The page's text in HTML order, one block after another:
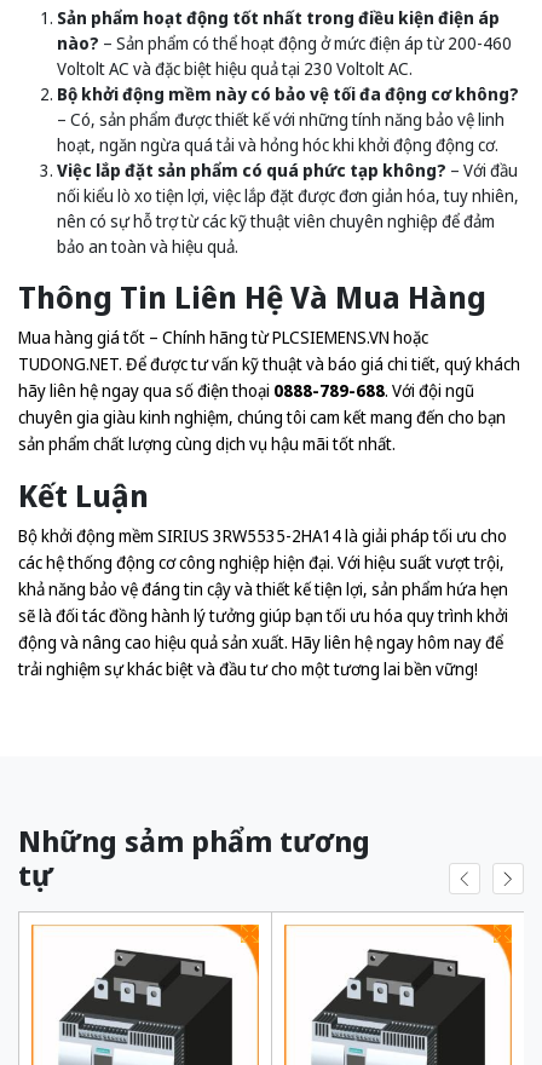
Sản phẩm hoạt động tốt nhất trong điều kiện điện áp
nào? – Sản phẩm có thể hoạt động ở mức điện áp từ 200-460
Voltolt AC và đặc biệt hiệu quả tại 230 Voltolt AC.
Bộ khởi động mềm này có bảo vệ tối đa động cơ không?
– Có, sản phẩm được thiết kế với những tính năng bảo vệ linh
hoạt, ngăn ngừa quá tải và hỏng hóc khi khởi động động cơ.
Việc lắp đặt sản phẩm có quá phức tạp không? – Với đầu
nối kiểu lò xo tiện lợi, việc lắp đặt được đơn giản hóa, tuy nhiên,
nên có sự hỗ trợ từ các kỹ thuật viên chuyên nghiệp để đảm
bảo an toàn và hiệu quả.
Thông Tin Liên Hệ Và Mua Hàng
Mua hàng giá tốt – Chính hãng từPLCSIEMENS.VN hoặc
TUDONG.NET. Để được tư vấn kỹ thuật và báo giá chi tiết, quý khách
hãy liên hệ ngay qua số điện thoại 0888-789-688. Với đội ngũ
chuyên gia giàu kinh nghiệm, chúng tôi cam kết mang đến cho bạn
sản phẩm chất lượng cùng dịch vụ hậu mãi tốt nhất.
Kết Luận
Bộ khởi động mềm SIRIUS 3RW5535-2HA14 là giải pháp tối ưu cho
các hệ thống động cơ công nghiệp hiện đại. Với hiệu suất vượt trội,
khả năng bảo vệ đáng tin cậy và thiết kế tiện lợi, sản phẩm hứa hẹn
sẽ là đối tác đồng hành lý tưởng giúp bạn tối ưu hóa quy trình khởi
động và nâng cao hiệu quả sản xuất. Hãy liên hệ ngay hôm nay để
trải nghiệm sự khác biệt và đầu tư cho một tương lai bền vững!
Những sảm phẩm tương
tự